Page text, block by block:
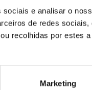
sociais e analisar o
de redes sociais,
recolhidas por estes a
Marketing
de pessoas
livro com a rica
Business
pelos que
pois só assim